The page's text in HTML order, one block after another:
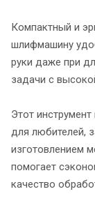
Компактный и
шлифмашину
руки даже при
задачи с
Этот
для любителей,
изготовлением
помогает
качество